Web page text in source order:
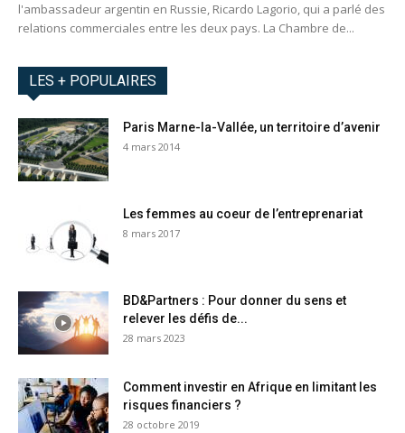
l'ambassadeur argentin en Russie, Ricardo Lagorio, qui a parlé des
relations commerciales entre les deux pays. La Chambre de...
LES + POPULAIRES
Paris Marne-la-Vallée, un territoire d’avenir
4 mars 2014
Les femmes au coeur de l’entreprenariat
8 mars 2017
BD&Partners : Pour donner du sens et
relever les défis de...
28 mars 2023
Comment investir en Afrique en limitant les
risques financiers ?
28 octobre 2019